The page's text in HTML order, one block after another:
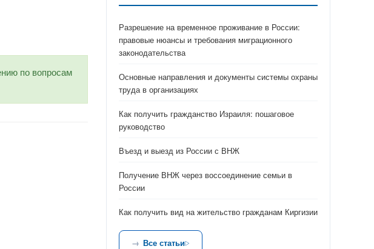
по вопросам
Разрешение на временное проживание в России:
правовые нюансы и требования миграционного
законодательства
Основные направления и документы системы охраны
труда в организациях
Как получить гражданство Израиля: пошаговое
руководство
Въезд и выезд из России с ВНЖ
Получение ВНЖ через воссоединение семьи в
России
Как получить вид на жительство гражданам Киргизии
Все статьи